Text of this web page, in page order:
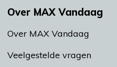
Over MAX Vandaag
Over MAX Vandaag
Veelgestelde vragen